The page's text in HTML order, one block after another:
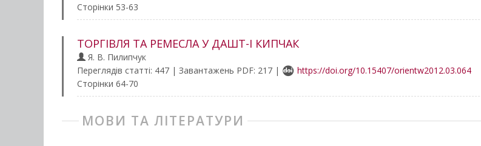
Сторінки 53-63
ТОРГІВЛЯ ТА РЕМЕСЛА У ДАШТ-І КИПЧАК
Я. В. Пилипчук
Переглядів статті: 447 | Завантажень PDF: 217 |
https://doi.org/10.15407/orientw2012.03.064
Сторінки 64-70
МОВИ ТА ЛІТЕРАТУРИ